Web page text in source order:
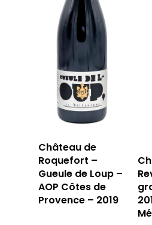
Château de
Roquefort –
Gueule de Loup –
AOP Côtes de
Provence – 2019